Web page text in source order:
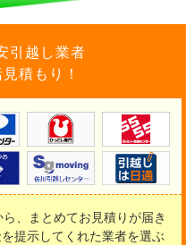
引越し業者
積もり！
ら、まとめてお見積りが届き
提示してくれた業者を選ぶ